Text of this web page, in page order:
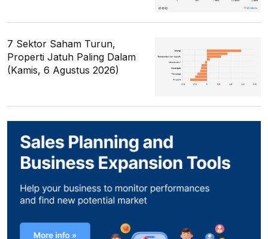
7 Sektor Saham Turun,
Properti Jatuh Paling Dalam
(Kamis, 6 Agustus 2026)